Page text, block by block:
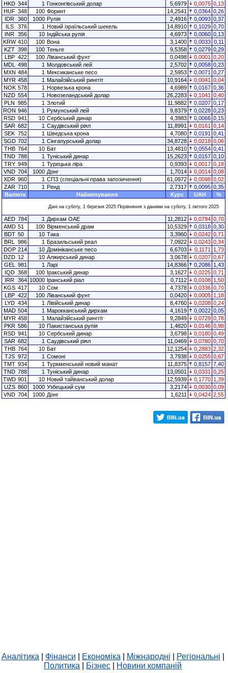
HKD 344 1 Гонконгівський долар 5,6979 0,0075 0,13
HUF 348 100 Форинт 14,2541 0,0364 0,26
IDR 360 1000 Рупія 2,4916 0,0093 0,37
ILS
376 1 Новий ізраїльський шекель 14,8910 0,1029 0,70
INR 356 10 Індійська рупія 4,6973 0,0060 0,13
KRW 410 100 Вона 3,1400 0,0033 0,11
KZT 398 100 Теньге 9,5358 0,0279 0,29
LBP 422 100 Ліванський фунт 0,0498 0,0001 0,20
MDL
498 1 Молдовський лей 2,5702 0,0058 0,23
MXN 484 1 Мексиканське песо 2,5953 0,0071 0,27
MYR 458 1 Малайзійський ринггіт 10,9164 0,0041 0,04
NOK 578 1 Норвезька крона 4,6989 0,0167 0,36
NZD 554 1 Новозеландський долар 26,2283 0,1041 0,40
PLN 985 1 Злотий 11,9882 0,0207 0,17
RON 946 1 Румунський лей 9,8379 0,0228 0,23
RSD 941 10 Сербський динар 4,3983 0,0066 0,15
SAR 682 1 Саудівський ріял 11,8991 0,0161 0,14
SEK 752 1 Шведська крона 4,7080 0,0191 0,41
SGD 702 1 Сінгапурський долар 34,8728 0,0218 0,06
THB 764 10 Бат 13,4810 0,0554 0,41
TND 788 1 Туніський динар 15,2623 0,0157 0,10
TRY 949 1 Турецька ліра 0,9393 0,0017 0,18
VND 704 1000 Донг 1,7014 0,0014 0,08
XDR 960 1 СПЗ (спеціальні права запозичення) 61,0972 0,0098 0,02
ZAR 710 1 Ренд 2,7317 0,0095 0,35
Валюта
Найменування Курс UAH %
Дані на суботу, 1 березня 2025 Порівняння з даними на суботу, 1 лютого 2025
AED 784 1 Дирхам ОАЕ 11,2812 0,0794 0,70
AMD 51 100 Вірменський драм 10,5329 0,0318 0,30
BDT 50 10 Така 3,3960 0,0242 0,71
BRL
986 1 Бразильський реал 7,0922 0,0243 0,34
DOP 214 10 Домініканське песо 6,6703 0,1171
1,73
DZD 12 10 Алжирський динар 3,0678 0,0207 0,67
GEL
981 1 Ларі 14,8366 0,2086 1,43
IQD 368 100 Іракський динар 3,1627 0,0225 0,71
IRR 364 10000 Іранський ріал 0,7112 0,0108 1,50
KGS 417 10 Сом 4,7378 0,0336 0,70
LBP 422 100 Ліванський фунт 0,0420 0,0005 1,18
LYD 434 1 Лівійський динар 8,4760 0,0208 0,24
MAD 504 1 Марокканський дирхам 4,1619 0,0022 0,05
MYR 458 1 Малайзійський ринггіт 9,2849 0,0729 0,78
PKR 586 10 Пакистанська рупія 1,4820 0,0146 0,98
RSD 941 10 Сербський динар 3,6798 0,0180 0,49
SAR 682 1 Саудівський ріял 11,0469 0,0780 0,70
THB 764 10 Бат 12,1254 0,2883 2,32
TJS 972 1 Сомоні 3,7938 0,0255 0,67
TMT 934 1 Туркменський новий манат 11,8375 0,8157 7,40
TND 788 1 Туніський динар 13,0501 0,0331 0,25
TWD 901 10 Новий тайванський долар 12,5939 0,1770 1,39
UZS 860 1000 Узбецький сум 3,2174 0,0030 0,09
VND 704 1000 Донг 1,6211 0,0424 2,55
Аналітика Фінанси Економіка Міжнародні Регіональні
Политика
Бізнес Новини компаній